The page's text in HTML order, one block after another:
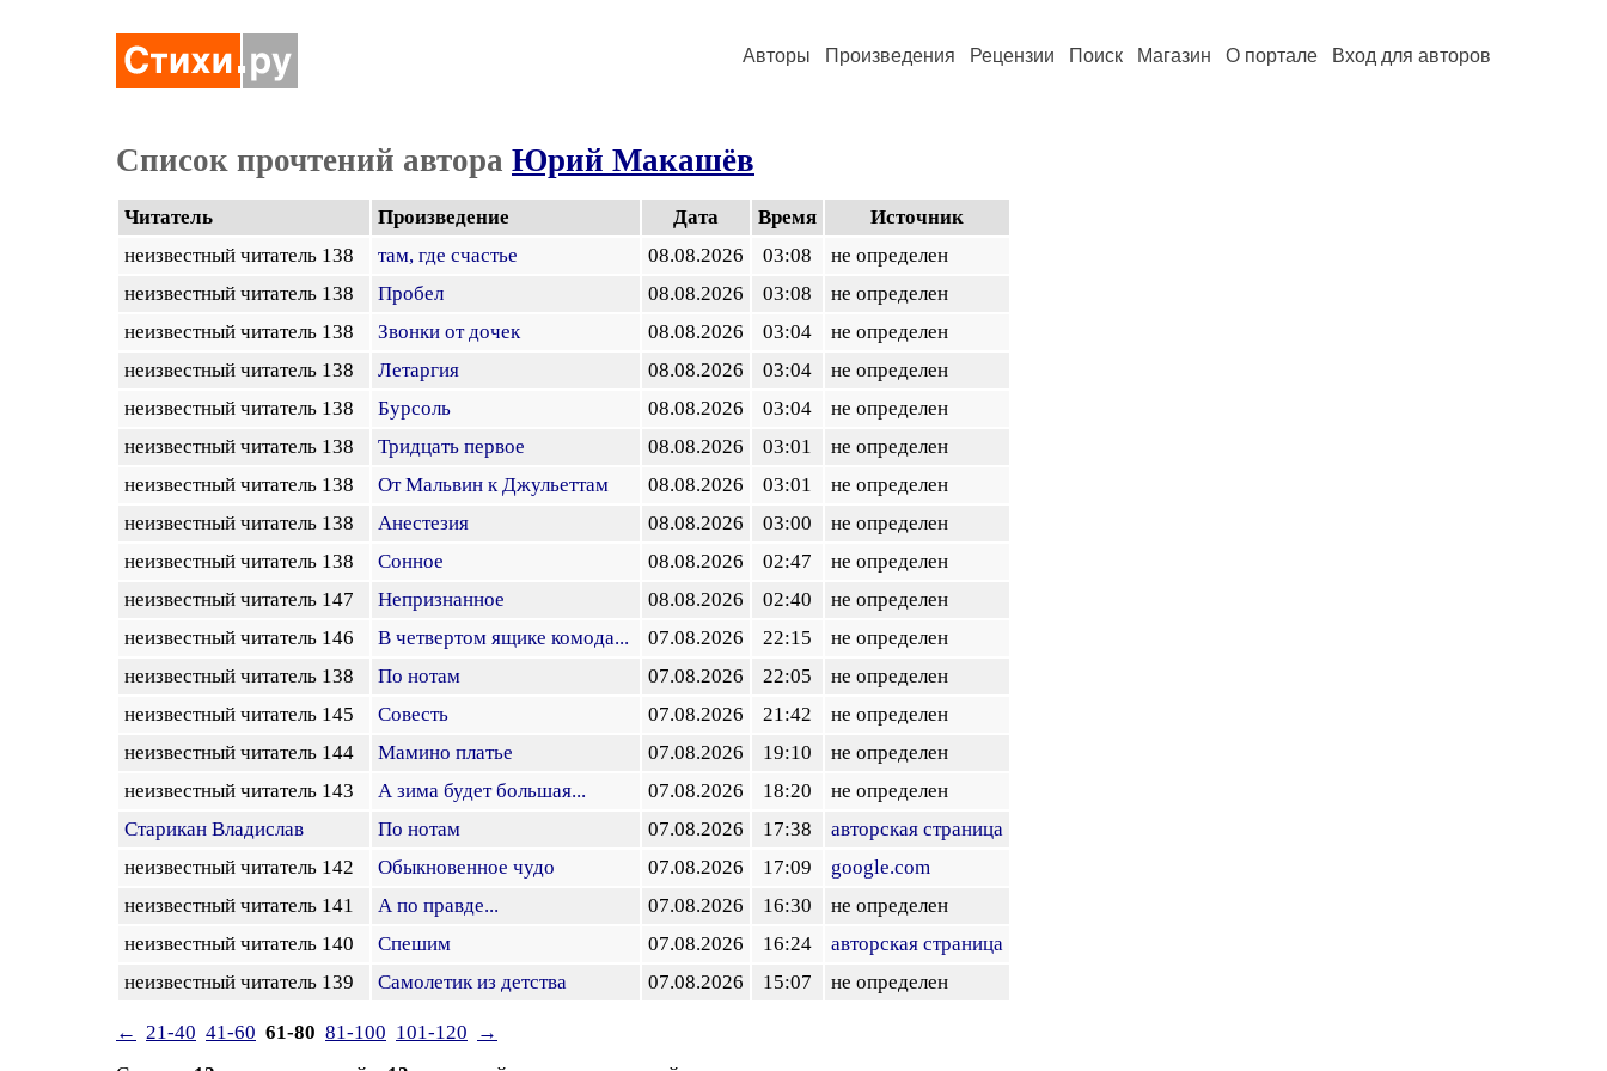
Авторы Произведения Рецензии Поиск Магазин О портале Вход для авторов
Список прочтений автора Юрий Макашёв
Читатель Произведение Дата Время
Источник
неизвестный читатель 138
там, где счастье 08.08.2026 03:08
не определен
неизвестный читатель 138
Пробел 08.08.2026 03:08
не определен
неизвестный читатель 138
Звонки от дочек 08.08.2026 03:04
не определен
неизвестный читатель 138
Летаргия 08.08.2026 03:04
не определен
неизвестный читатель 138
Бурсоль 08.08.2026 03:04
не определен
неизвестный читатель 138
Тридцать первое 08.08.2026 03:01
не определен
неизвестный читатель 138
От Мальвин к Джульеттам 08.08.2026 03:01
не определен
неизвестный читатель 138
Анестезия 08.08.2026 03:00
не определен
неизвестный читатель 138
Сонное 08.08.2026 02:47
не определен
неизвестный читатель 147
Непризнанное 08.08.2026 02:40
не определен
неизвестный читатель 146
В четвертом ящике комода... 07.08.2026 22:15
не определен
неизвестный читатель 138
По нотам 07.08.2026 22:05
не определен
неизвестный читатель 145
Совесть 07.08.2026 21:42
не определен
неизвестный читатель 144
Мамино платье 07.08.2026 19:10
не определен
неизвестный читатель 143
А зима будет большая... 07.08.2026 18:20
не определен
Старикан Владислав
По нотам 07.08.2026 17:38
авторская страница
неизвестный читатель 142
Обыкновенное чудо 07.08.2026 17:09
google.com
неизвестный читатель 141
А по правде... 07.08.2026 16:30
не определен
неизвестный читатель 140
Спешим 07.08.2026 16:24
авторская страница
неизвестный читатель 139
Самолетик из детства 07.08.2026 15:07 не определен
← 21-40 41-60 61-80 81-100 101-120
→